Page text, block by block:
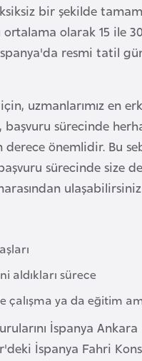
bir şekilde
olarak 15 ile
resmi tatil
uzmanlarımız en
sürecinde
önemlidir. Bu
sürecinde size
aldıkları sürece
ya da eğitim
İspanya
İspanya Fahri